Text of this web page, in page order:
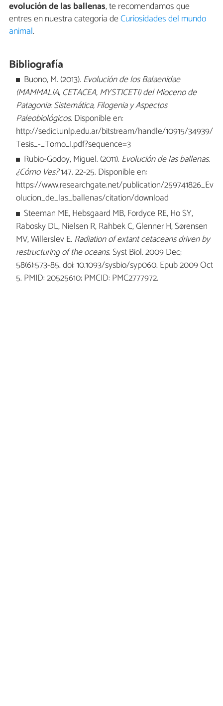
evolución de las ballenas, te recomendamos que
entres en nuestra categoría deCuriosidades del mundo
animal.
Bibliografía
Buono, M. (2013). Evolución de los Balaenidae
(MAMMALIA, CETACEA, MYSTICETI) del Mioceno de
Patagonia: Sistemática, Filogenia y Aspectos
Paleobiológicos. Disponible en:
http://sedici.unlp.edu.ar/bitstream/handle/10915/34939/
Tesis_-_Tomo_I.pdf?sequence=3
Rubio-Godoy, Miguel. (2011). Evolución de las ballenas.
¿Cómo Ves?147. 22-25. Disponible en:
https://www.researchgate.net/publication/259741826_Ev
olucion_de_las_ballenas/citation/download
Steeman ME, Hebsgaard MB, Fordyce RE, Ho SY,
Rabosky DL, Nielsen R, Rahbek C, Glenner H, Sørensen
MV, Willerslev E. Radiation of extant cetaceans driven by
restructuring of the oceans. Syst Biol. 2009 Dec;
58(6):573-85. doi: 10.1093/sysbio/syp060. Epub 2009 Oct
5. PMID: 20525610; PMCID: PMC2777972.